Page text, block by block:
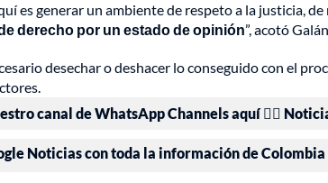
es generar un ambiente de respeto a la justicia,
derecho por un estado de opinión”, acotó
desechar o deshacer lo conseguido con el
canal de WhatsApp Channels aquí 👉🏻
Noticias con toda la información de Colombia